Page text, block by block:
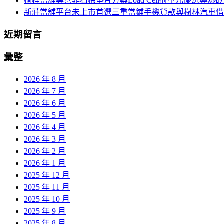
新莊當舖平台未上市首選三重當鋪手機貸款與樹林汽車
近期留言
彙整
2026 年 8 月
2026 年 7 月
2026 年 6 月
2026 年 5 月
2026 年 4 月
2026 年 3 月
2026 年 2 月
2026 年 1 月
2025 年 12 月
2025 年 11 月
2025 年 10 月
2025 年 9 月